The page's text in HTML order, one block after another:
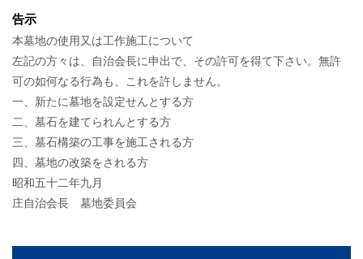
告示
本墓地の使用又は工作施工について
左記の方々は、自治会長に申出で、その許可を得て下さい。無許
可の如何なる行為も、これを許しません。
一、新たに墓地を設定せんとする方
二、墓石を建てられんとする方
三、墓石構築の工事を施工される方
四、墓地の改築をされる方
昭和五十二年九月
庄自治会長 墓地委員会